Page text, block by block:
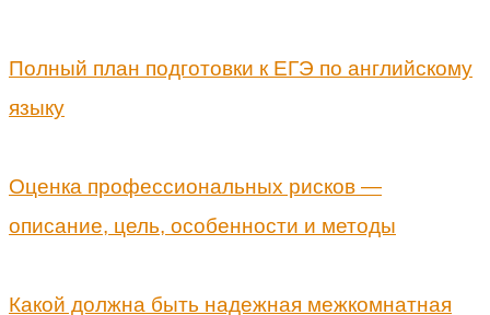
Полный план подготовки к ЕГЭ по английскому
языку
Оценка профессиональных рисков —
описание, цель, особенности и методы
Какой должна быть надежная межкомнатная